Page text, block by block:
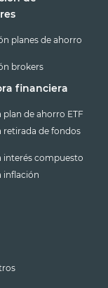
planes de ahorro
brokers
financiera
plan de ahorro ETF
retirada de fondos
interés compuesto
inflación